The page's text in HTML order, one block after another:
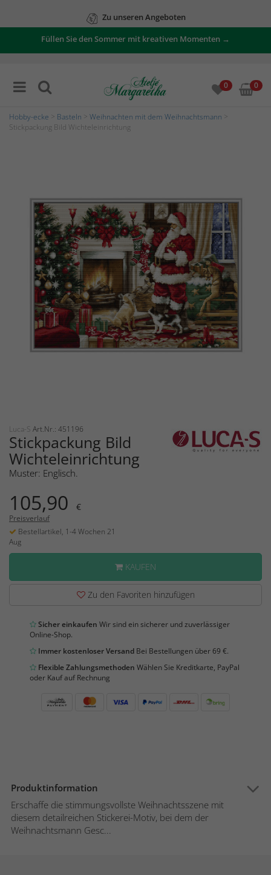
Zu unseren Angeboten
Füllen Sie den Sommer mit kreativen Momenten →
0 0
Hobby-ecke Basteln Weihnachten mit dem Weihnachtsmann
Stickpackung Bild Wichteleinrichtung
Luca-S Art.Nr.: 451196
Stickpackung Bild
Wichteleinrichtung
Muster: Englisch.
105,90 €
Preisverlauf
Bestellartikel, 1-4 Wochen 21
Aug
KAUFEN
Zu den Favoriten hinzufügen
Sicher einkaufen Wir sind ein sicherer und zuverlässiger
Online-Shop.
Immer kostenloser Versand Bei Bestellungen über 69 €.
Flexible Zahlungsmethoden Wählen Sie Kreditkarte, PayPal
oder Kauf auf Rechnung
Produktinformation
Erschaffe die stimmungsvollste Weihnachtsszene mit
diesem detailreichen Stickerei-Motiv, bei dem der
Weihnachtsmann Gesc...